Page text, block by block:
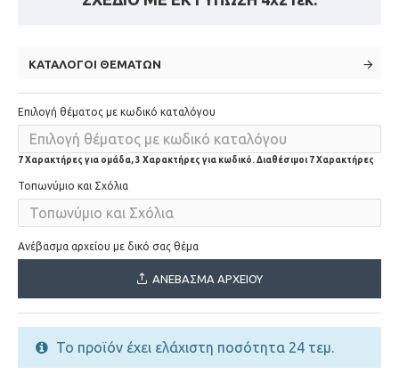
ΚΑΤΆΛΟΓΟΙ ΘΕΜΆΤΩΝ
Επιλογή θέματος με κωδικό καταλόγου
7 Χαρακτήρες για ομάδα, 3 Χαρακτήρες για κωδικό. Διαθέσιμοι 7 Χαρακτήρες
Τοπωνύμιο και Σχόλια
Ανέβασμα αρχείου με δικό σας θέμα
ΑΝΈΒΑΣΜΑ ΑΡΧΕΊΟΥ
Το προϊόν έχει ελάχιστη ποσότητα 24 τεμ.